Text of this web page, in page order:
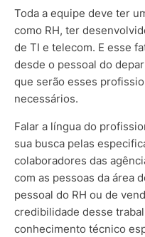
Toda a equipe deve ter
como RH, ter
de TI e telecom. E esse
desde o pessoal do
que serão esses
necessários.
Falar a língua do
sua busca pelas
colaboradores das
com as pessoas da área
pessoal do RH ou de
credibilidade desse
conhecimento técnico